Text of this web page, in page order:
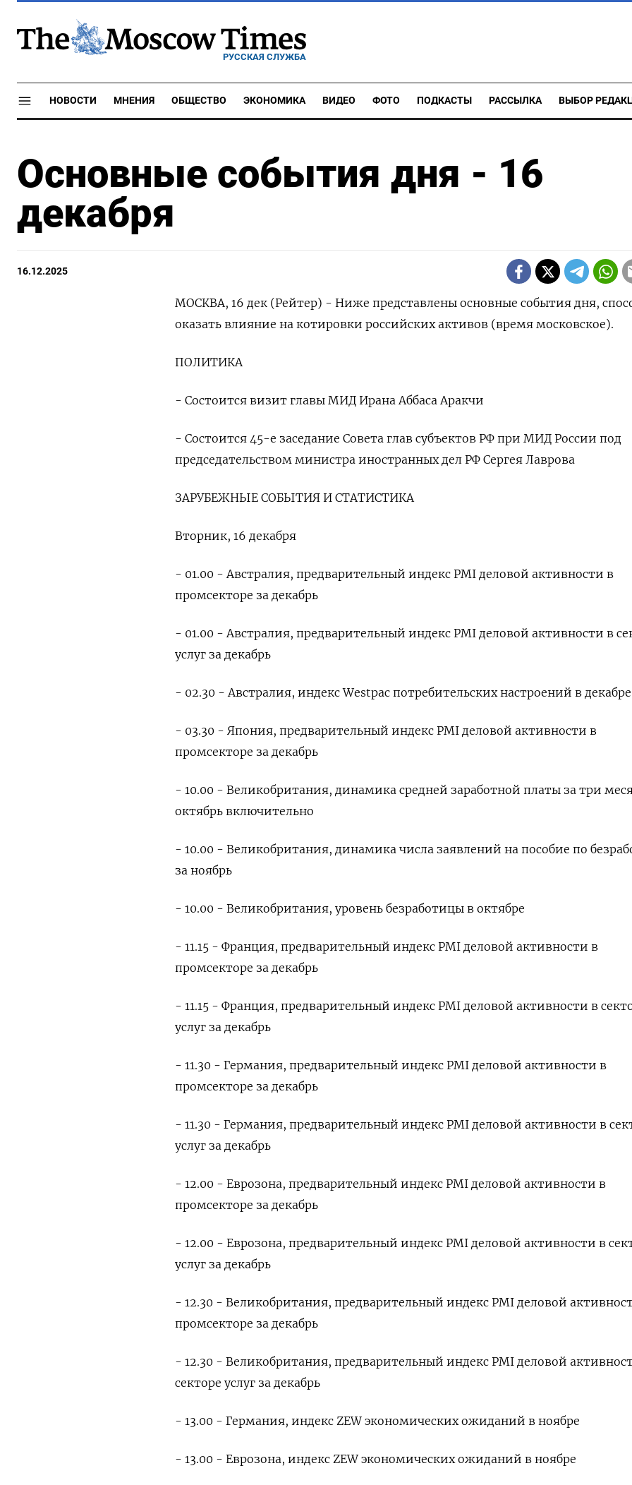
РУССКАЯ СЛУЖБА
НОВОСТИ МНЕНИЯ ОБЩЕСТВО ЭКОНОМИКА ВИДЕО ФОТО ПОДКАСТЫ РАССЫЛКА ВЫБОР
Основные события дня - 16
декабря
16.12.2025
МОСКВА, 16 дек (Рейтер) - Ниже представлены основные события дня,
оказать влияние на котировки российских активов (время московское).
ПОЛИТИКА
- Состоится визит главы МИД Ирана Аббаса Аракчи
- Состоится 45-е заседание Совета глав субъектов РФ при МИД России под
председательством министра иностранных дел РФ Сергея Лаврова
ЗАРУБЕЖНЫЕ СОБЫТИЯ И СТАТИСТИКА
Вторник, 16 декабря
- 01.00 - Австралия, предварительный индекс PMI деловой активности в
промсекторе за декабрь
- 01.00 - Австралия, предварительный индекс PMI деловой активности в
услуг за декабрь
- 02.30 - Австралия, индекс Westpac потребительских настроений в декабре
- 03.30 - Япония, предварительный индекс PMI деловой активности в
промсекторе за декабрь
- 10.00 - Великобритания, динамика средней заработной платы за три
октябрь включительно
- 10.00 - Великобритания, динамика числа заявлений на пособие по
за ноябрь
- 10.00 - Великобритания, уровень безработицы в октябре
- 11.15 - Франция, предварительный индекс PMI деловой активности в
промсекторе за декабрь
- 11.15 - Франция, предварительный индекс PMI деловой активности в
услуг за декабрь
- 11.30 - Германия, предварительный индекс PMI деловой активности в
промсекторе за декабрь
- 11.30 - Германия, предварительный индекс PMI деловой активности в
услуг за декабрь
- 12.00 - Еврозона, предварительный индекс PMI деловой активности в
промсекторе за декабрь
- 12.00 - Еврозона, предварительный индекс PMI деловой активности в
услуг за декабрь
- 12.30 - Великобритания, предварительный индекс PMI деловой
промсекторе за декабрь
- 12.30 - Великобритания, предварительный индекс PMI деловой
секторе услуг за декабрь
- 13.00 - Германия, индекс ZEW экономических ожиданий в ноябре
- 13.00 - Еврозона, индекс ZEW экономических ожиданий в ноябре